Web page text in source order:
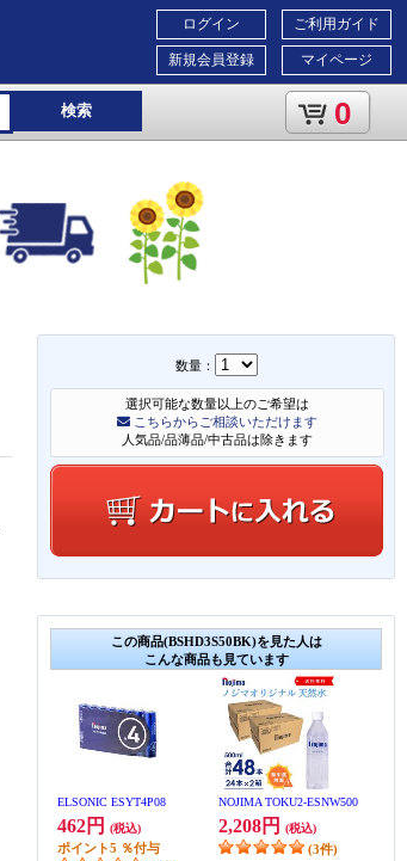
ご利用ガイド
マイページ
ログイン
新規会員登録
検索 0
数量：
選択可能な数量以上のご希望は
こちらからご相談いただけます
人気品/品薄品/中古品は除きます
この商品(BSHD3S50BK)を見た人は
こんな商品も見ています
ELSONIC ESYT4P08
462円 (税込)
ポイント5 ％付与
NOJIMA TOKU2-ESNW500
2,208円 (税込)
(3件)